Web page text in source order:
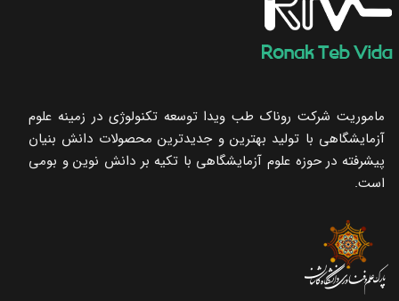
ماموریت شرکت روناک طب ویدا توسعه تکنولوژی در زمینه علوم
آزمایشگاهی با تولید بهترین و جدیدترین محصولات دانش بنیان
پیشرفته در حوزه علوم آزمایشگاهی با تکیه ‌بر دانش نوین و بومی
است.